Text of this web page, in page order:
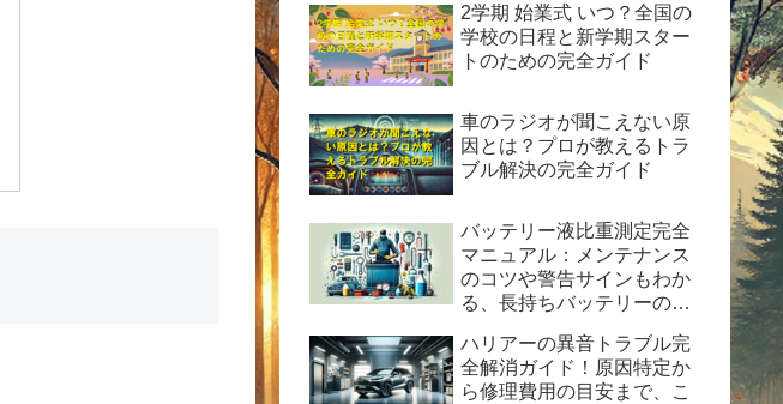
2学期 始業式 いつ？全国の
学校の日程と新学期スター
トのための完全ガイド
車のラジオが聞こえない原
因とは？プロが教えるトラ
ブル解決の完全ガイド
バッテリー液比重測定完全
マニュアル：メンテナンス
のコツや警告サインもわか
る、長持ちバッテリーの秘
ハリアーの異音トラブル完
全解消ガイド！原因特定か
ら修理費用の目安まで、こ